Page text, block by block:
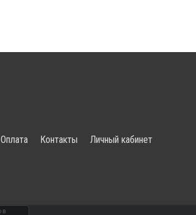
Оплата Контакты Личный кабинет